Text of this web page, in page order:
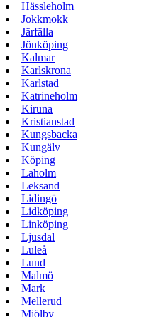
Hässleholm
Jokkmokk
Järfälla
Jönköping
Kalmar
Karlskrona
Karlstad
Katrineholm
Kiruna
Kristianstad
Kungsbacka
Kungälv
Köping
Laholm
Leksand
Lidingö
Lidköping
Linköping
Ljusdal
Luleå
Lund
Malmö
Mark
Mellerud
Mjölby